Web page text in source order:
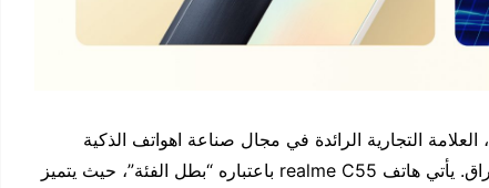
بغداد، العراق، 1 مايو 2023 – أطلقت شركة realme، العلامة التجارية الرائدة في مجال صناعة اهواتف الذكية
والأسرع نموًا في العالم، هاتف realme C55 في العراق. يأتي هاتف realme C55 باعتباره “بطل الفئة”، حيث يتميز